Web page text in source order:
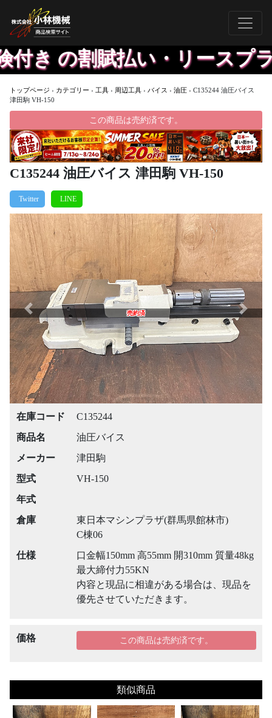
賦払い・リースプラン
トップページ › カテゴリー › 工具 › 周辺工具 › バイス › 油圧 › C135244 油圧バイス
津田駒 VH-150
この商品は売約済です。
C135244 油圧バイス 津田駒 VH-150
売約済
Previous Next
在庫コード
C135244
商品名
油圧バイス
メーカー
津田駒
型式
VH-150
年式
倉庫
東日本マシンプラザ(群馬県館林市)
C棟06
仕様
口金幅150mm 高55mm 開310mm 質量48kg
最大締付力55KN
内容と現品に相違がある場合は、現品を
優先させていただきます。
価格 この商品は売約済です。
類似商品